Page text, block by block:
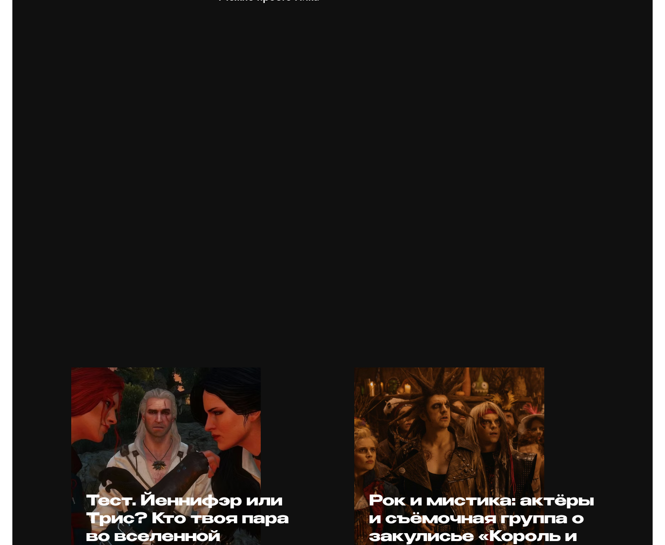
Тест. Йеннифэр или
Трис? Кто твоя пара
во вселенной
Рок и мистика: актёры
и съёмочная группа о
закулисье «Король и